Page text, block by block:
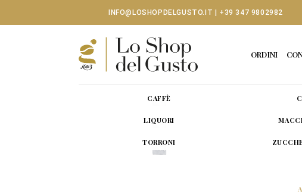
INFO@LOSHOPDELGUSTO.IT | +39 347 9802982
ORDINI
CAFFÈ
LIQUORI
TORRONI